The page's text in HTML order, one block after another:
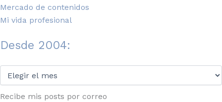
Mercado de contenidos
Mi vida profesional
Desde 2004:
2004:
Recibe mis posts por correo